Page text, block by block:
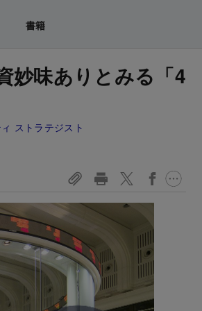
書籍
妙味ありとみる「4
ストラテジスト